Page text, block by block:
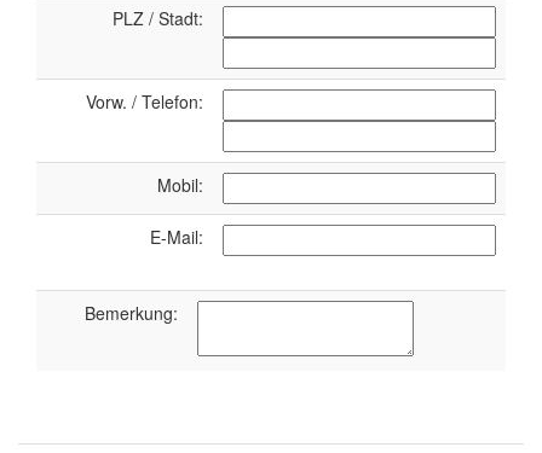
PLZ / Stadt:
Vorw. / Telefon:
Mobil:
E-Mail:
Bemerkung: